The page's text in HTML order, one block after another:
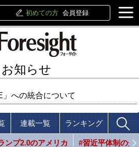
初めての方 会員登録
お知らせ
への統合について
連載一覧 ランキング
ンプ2.0のアメリカ #習近平体制の光